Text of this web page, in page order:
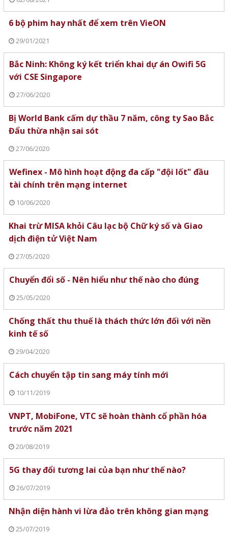
6 bộ phim hay nhất để xem trên VieON
29/01/2021
Bắc Ninh: Không ký kết triển khai dự án Owifi 5G
với CSE Singapore
27/06/2020
Bị World Bank cấm dự thầu 7 năm, công ty Sao Bắc
Đẩu thừa nhận sai sót
27/06/2020
Wefinex - Mô hình hoạt động đa cấp "đội lốt" đầu
tài chính trên mạng internet
10/06/2020
Khai trừ MISA khỏi Câu lạc bộ Chữ ký số và Giao
dịch điện tử Việt Nam
27/05/2020
Chuyển đổi số - Nên hiểu như thế nào cho đúng
25/05/2020
Chống thất thu thuế là thách thức lớn đối với nền
kinh tế số
29/04/2020
Cách chuyển tập tin sang máy tính mới
10/11/2019
VNPT, MobiFone, VTC sẽ hoàn thành cổ phần hóa
trước năm 2021
20/08/2019
5G thay đổi tương lai của bạn như thế nào?
26/07/2019
Nhận diện hành vi lừa đảo trên không gian mạng
25/07/2019